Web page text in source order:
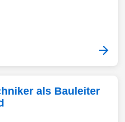
als Bauleiter